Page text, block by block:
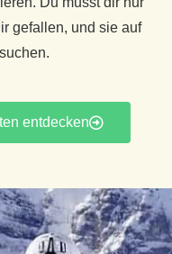
gefallen, und sie auf
entdecken